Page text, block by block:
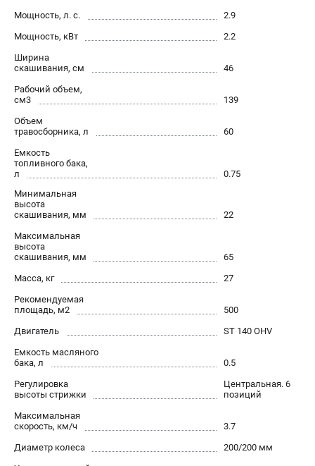
Триммеры и кусторезы
Райдеры
СТРОИТЕЛЬНАЯ ТЕХНИКА
Алмазные диски
Бурильные установки
Бензогенераторы
Виброплиты
Швонарезчики
ПОЛЕЗНАЯ ИНФОРМАЦИЯ
Таблица ножей для газонокосилок Husqvarna
Полезные статьи
Глоссарий терминов
+7 (800) 550-70-46
Мощность, л. с.
2.9
Мощность, кВт
2.2
Ширина
скашивания, см
46
Рабочий объем,
см3
139
Объем
травосборника, л
60
Емкость
топливного бака,
л
0.75
Минимальная
высота
скашивания, мм
22
Максимальная
высота
скашивания, мм
65
Масса, кг
27
Рекомендуемая
площадь, м2
500
Двигатель
ST 140 OHV
Емкость масляного
бака, л
0.5
Регулировка
высоты стрижки
Центральная. 6
позиций
Максимальная
скорость, км/ч
3.7
Диаметр колеса
200/200 мм